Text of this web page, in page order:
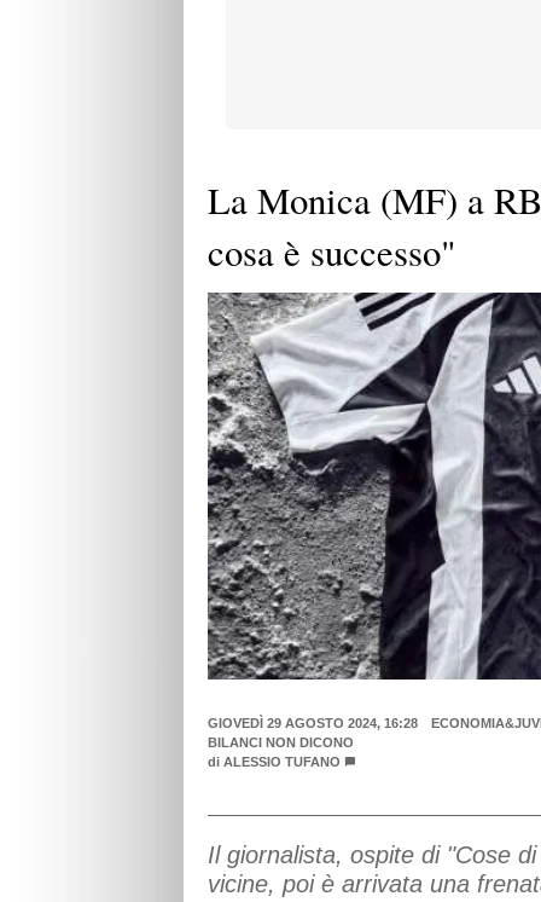
La Monica (MF) a
cosa è successo"
GIOVEDÌ 29 AGOSTO 2024, 16:28
BILANCI NON DICONO
di ALESSIO TUFANO
Il giornalista, ospite di "Cose
vicine, poi è arrivata una